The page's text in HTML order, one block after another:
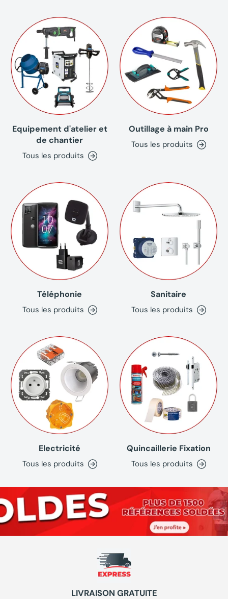
Equipement d'atelier et
de chantier
Tous les produits
Outillage à main Pro
Tous les produits
Téléphonie
Tous les produits
Sanitaire
Tous les produits
Electricité
Tous les produits
Quincaillerie Fixation
Tous les produits
LIVRAISON GRATUITE